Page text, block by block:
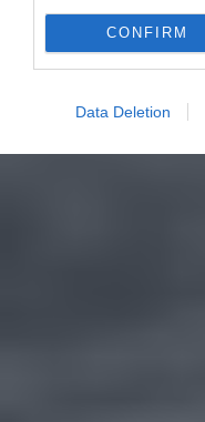
CONFIRM
Data Deletion